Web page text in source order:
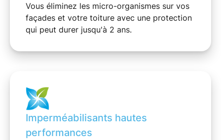
Vous éliminez les micro-organismes sur vos
façades et votre toiture avec une protection
qui peut durer jusqu'à 2 ans.
Imperméabilisants hautes
performances